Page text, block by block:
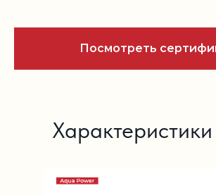
Посмотреть
Характеристики